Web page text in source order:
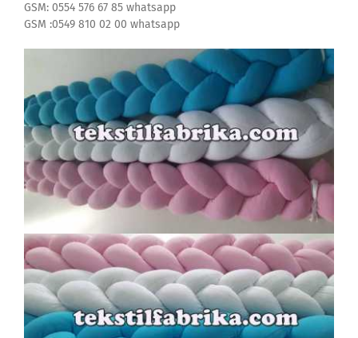
GSM: 0554 576 67 85 whatsapp
GSM :0549 810 02 00 whatsapp